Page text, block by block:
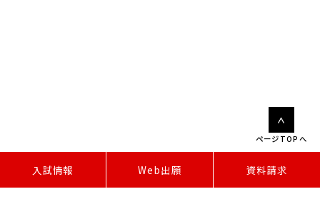
入試情報 Web出願 資料請求
ページTOPへ